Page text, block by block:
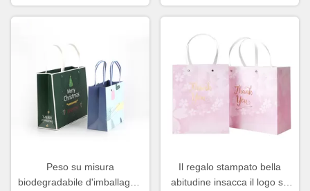
Peso su misura
biodegradabile d'imballaggio
Il regalo stampato bella
abitudine insacca il logo su